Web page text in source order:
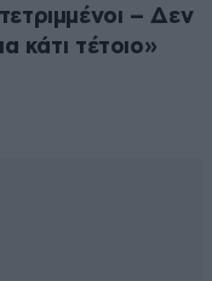
– Δεν
κάτι τέτοιο»